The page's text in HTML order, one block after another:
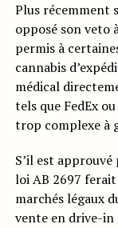
Plus récemment
opposé son veto
permis à
cannabis
médical
tels que FedEx
trop complexe à
S’il est
loi AB 2697
marchés légaux
vente en drive-in